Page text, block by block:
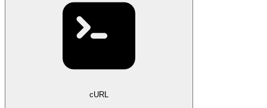
cURL